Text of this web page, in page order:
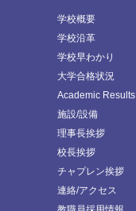
学校概要
学校沿革
学校早わかり
大学合格状況
Academic Results
施設/設備
理事長挨拶
校長挨拶
チャプレン挨拶
連絡/アクセス